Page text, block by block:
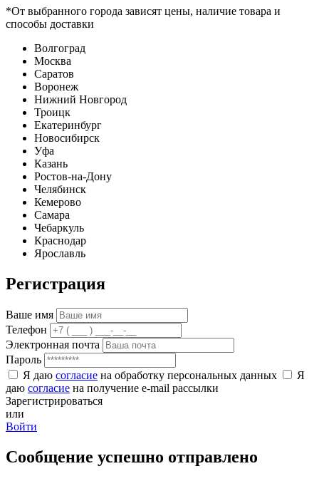
*От выбранного города зависят цены, наличие товара и
способы доставки
Волгоград
Москва
Саратов
Воронеж
Нижний Новгород
Троицк
Екатеринбург
Новосибирск
Уфа
Казань
Ростов-на-Дону
Челябинск
Кемерово
Самара
Чебаркуль
Краснодар
Ярославль
Регистрация
Ваше имя
Телефон
Электронная почта
Пароль
Я даю согласие на обработку персональных данных
Я
даю согласие на получение e-mail рассылки
Зарегистрироваться
или
Войти
Сообщение успешно отправлено